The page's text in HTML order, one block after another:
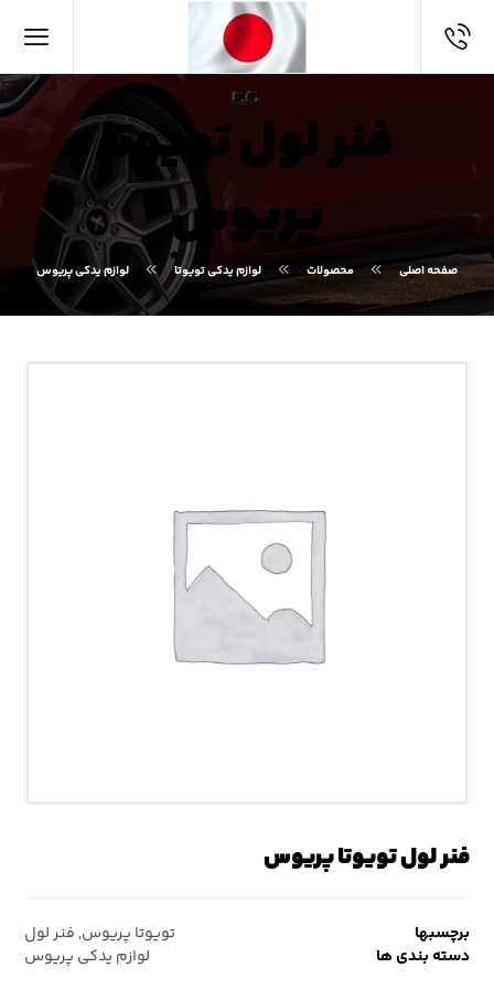
فنر لول تویوتا
پریوس
صفحه اصلی محصولات لوازم یدکی تویوتا لوازم یدکی پریوس
فنر لول تویوتا پریوس
برچسبها تویوتا پریوس, فنر لول
دسته بندی ها
لوازم یدکی پریوس